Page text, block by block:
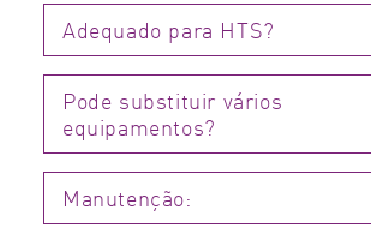
Adequado para HTS?
Pode substituir vários
equipamentos?
Manutenção: